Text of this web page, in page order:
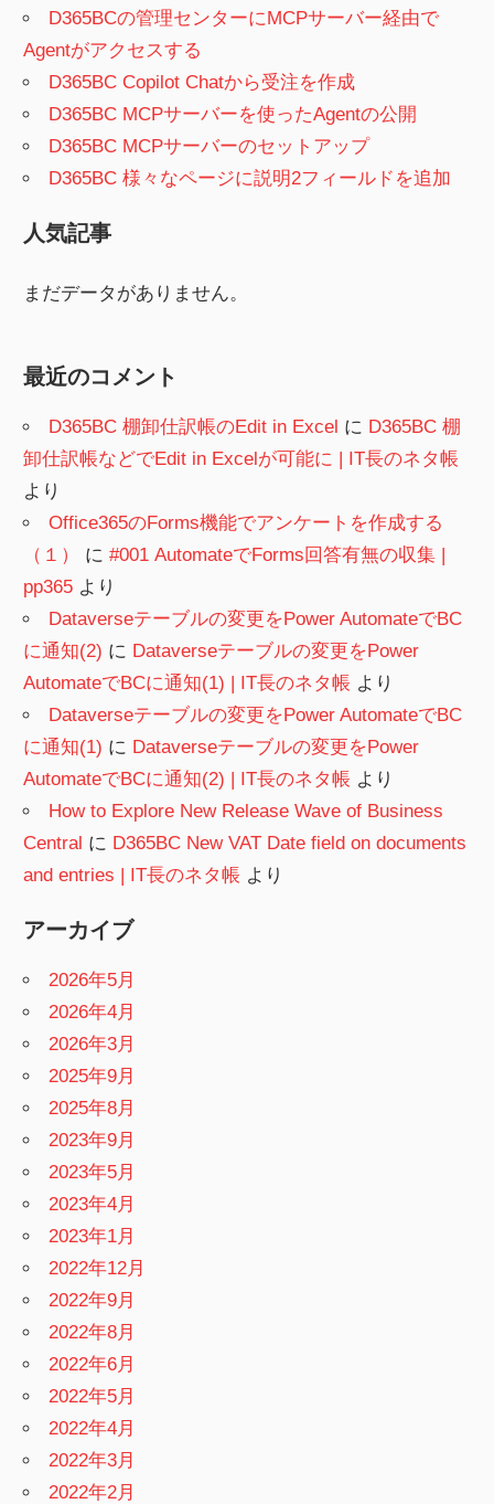
D365BCの管理センターにMCPサーバー経由で
Agentがアクセスする
D365BC Copilot Chatから受注を作成
D365BC MCPサーバーを使ったAgentの公開
D365BC MCPサーバーのセットアップ
D365BC 様々なページに説明2フィールドを追加
人気記事
まだデータがありません。
最近のコメント
D365BC 棚卸仕訳帳のEdit in Excel に D365BC 棚
卸仕訳帳などでEdit in Excelが可能に | IT長のネタ帳
より
Office365のForms機能でアンケートを作成する
（１）
に#001 AutomateでForms回答有無の収集 |
pp365 より
Dataverseテーブルの変更をPower AutomateでBC
に通知(2) に Dataverseテーブルの変更をPower
AutomateでBCに通知(1) | IT長のネタ帳 より
Dataverseテーブルの変更をPower AutomateでBC
に通知(1) に Dataverseテーブルの変更をPower
AutomateでBCに通知(2) | IT長のネタ帳 より
How to Explore New Release Wave of Business
Central に D365BC New VAT Date field on documents
and entries | IT長のネタ帳 より
アーカイブ
2026年5月
2026年4月
2026年3月
2025年9月
2025年8月
2023年9月
2023年5月
2023年4月
2023年1月
2022年12月
2022年9月
2022年8月
2022年6月
2022年5月
2022年4月
2022年3月
2022年2月